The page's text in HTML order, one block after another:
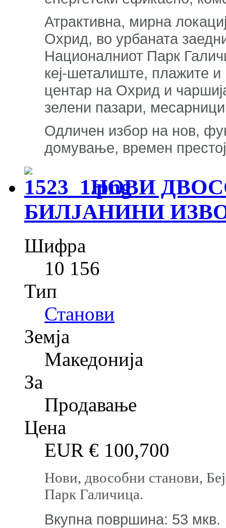
Атрактивна, мирна
Охрид, во урбаната
Националниот Парк
кеј-шеталиште, плажите и
центар на Охрид и
зелени пазари,
Одличен избор на нов,
домување, времен
НОВИ
БИЛЈАНИНИ
Шифра
10 156
Тип
Станови
Земја
Македонија
За
Продавање
Цена
EUR € 100,700
Нови, двособни станови,
Парк Галичица.
Вкупна површина: 53 мкв.